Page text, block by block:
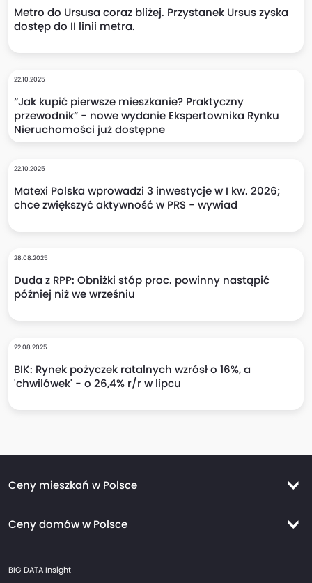
Metro do Ursusa coraz bliżej. Przystanek Ursus zyska
dostęp do II linii metra.
22.10.2025
“Jak kupić pierwsze mieszkanie? Praktyczny
przewodnik” - nowe wydanie Ekspertownika Rynku
Nieruchomości już dostępne
22.10.2025
Matexi Polska wprowadzi 3 inwestycje w I kw. 2026;
chce zwiększyć aktywność w PRS - wywiad
28.08.2025
Duda z RPP: Obniżki stóp proc. powinny nastąpić
później niż we wrześniu
22.08.2025
BIK: Rynek pożyczek ratalnych wzrósł o 16%, a
'chwilówek' - o 26,4% r/r w lipcu
Ceny mieszkań w Polsce
Ceny mieszkań Kraków
Ceny domów w Polsce
Ceny domów Kraków
BIG DATA Insight